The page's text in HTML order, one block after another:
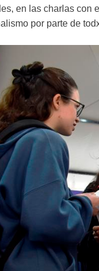
en las charlas con
por parte de